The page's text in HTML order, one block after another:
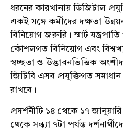
ধরনের কারখানায় ডিজিটাল
একই সঙ্গে কর্মীদের দক্ষতা
বিনিয়োগ জরুরি। স্মার্ট
কৌশলগত বিনিয়োগ এবং
স্বচ্ছতা ও উদ্ভাবনভিত্তিক
জিটিবি এসব প্রযুক্তিগত সমাধান
রাখবে।
প্রদর্শনীটি ১৪ থেকে ১৭
থেকে সন্ধ্যা ৭টা পর্যন্ত